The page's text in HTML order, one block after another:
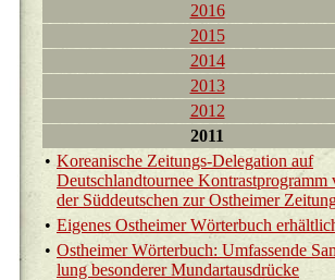
2016
2015
2014
2013
2012
2011
• Ko­rea­ni­sche Zei­tungs-De­le­ga­ti­on auf
Deutsch­land­tour­nee Kon­trast­pro­gramm
der Süd­deut­schen zur Ost­hei­mer
• Ei­ge­nes Ost­hei­mer Wör­ter­buch
• Ost­hei­mer Wör­ter­buch: Um­fas­sen­de
lung be­son­de­rer Mund­ar­t­aus­drü­cke